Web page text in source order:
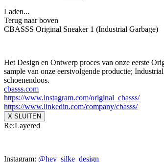
Laden...
Terug naar boven
CBASSS Original Sneaker 1 (Industrial Garbage)
Het Design en Ontwerp proces van onze eerste
sample van onze eerstvolgende productie;
schoenendoos.
cbasss.com
https://www.instagram.com/original_cbasss/
https://www.linkedin.com/company/cbasss/
X SLUITEN
Re:Layered
Instagram: @hey_silke_design